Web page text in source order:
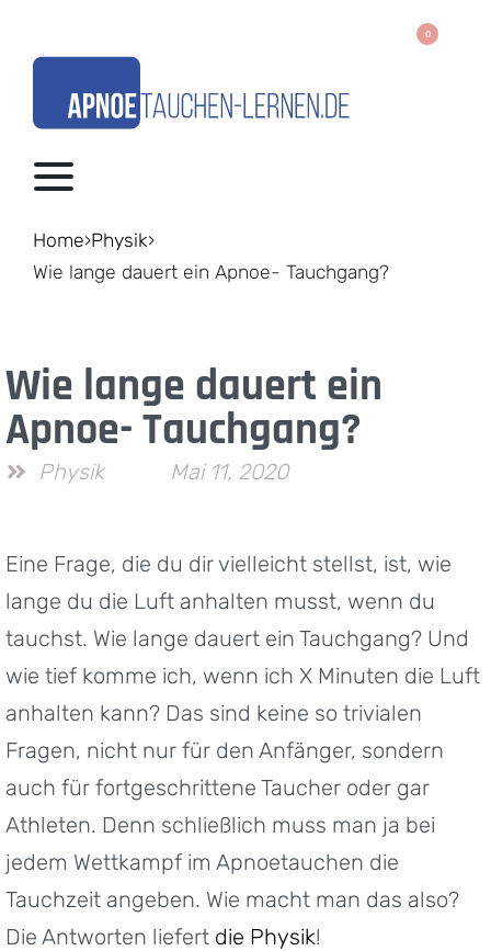
0
Home›Physik›
Wie lange dauert ein Apnoe- Tauchgang?
Wie lange dauert ein
Apnoe- Tauchgang?
Physik Mai 11, 2020
Eine Frage, die du dir vielleicht stellst, ist, wie
lange du die Luft anhalten musst, wenn du
tauchst. Wie lange dauert ein Tauchgang? Und
wie tief komme ich, wenn ich X Minuten die Luft
anhalten kann? Das sind keine so trivialen
Fragen, nicht nur für den Anfänger, sondern
auch für fortgeschrittene Taucher oder gar
Athleten. Denn schließlich muss man ja bei
jedem Wettkampf im Apnoetauchen die
Tauchzeit angeben. Wie macht man das also?
Die Antworten liefert die Physik!